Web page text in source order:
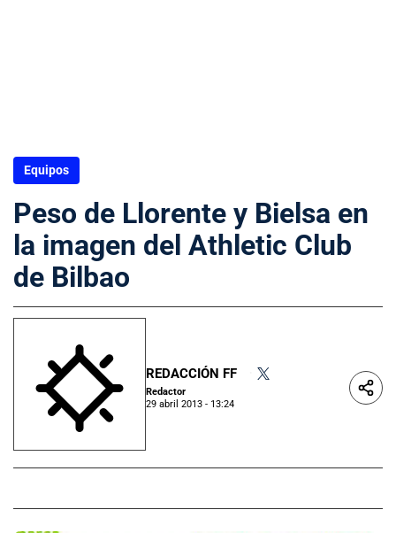
Equipos
Peso de Llorente y Bielsa en
la imagen del Athletic Club
de Bilbao
REDACCIÓN FF
Redactor
29 abril 2013 - 13:24